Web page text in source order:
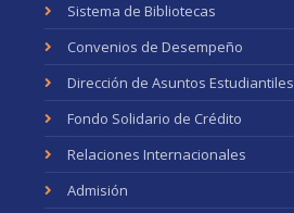
Sistema de Bibliotecas
Convenios de Desempeño
Dirección de Asuntos Estudiantiles
Fondo Solidario de Crédito
Relaciones Internacionales
Admisión